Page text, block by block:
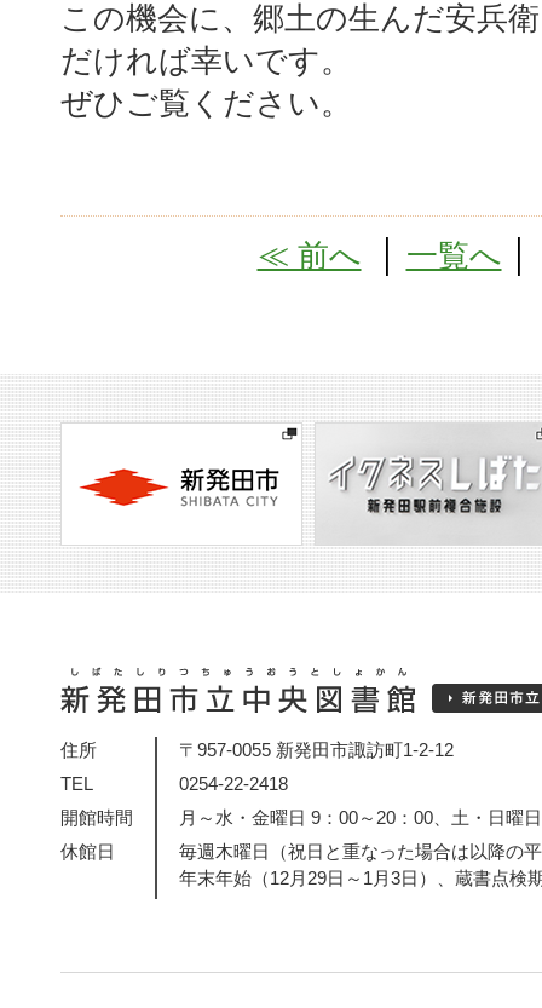
この機会に、郷土の生んだ安兵
だければ幸いです。
ぜひご覧ください。
≪ 前へ 一覧へ
住所
〒957-0055 新発田市諏訪町1-2-12
TEL
0254-22-2418
開館時間
月～水・金曜日 9：00～20：00、土・日曜
休館日
毎週木曜日（祝日と重なった場合は以降の
年末年始（12月29日～1月3日）、蔵書点検